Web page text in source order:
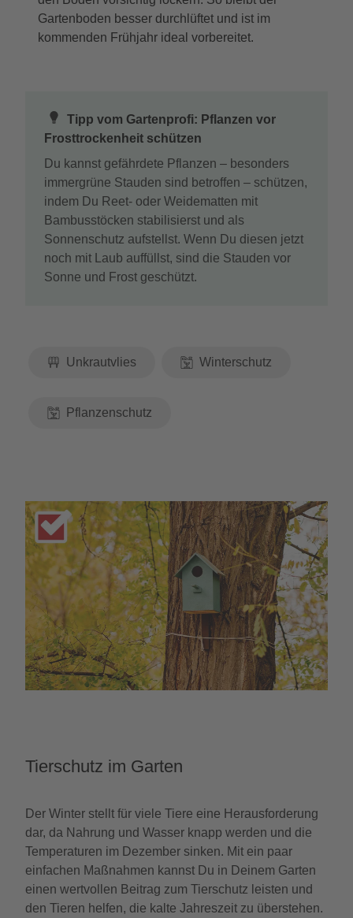
Gartenboden besser durchlüftet und ist im
kommenden Frühjahr ideal vorbereitet.
Tipp vom Gartenprofi: Pflanzen vor
Frosttrockenheit schützen
Du kannst gefährdete Pflanzen – besonders
immergrüne Stauden sind betroffen – schützen,
indem Du Reet- oder Weidematten mit
Bambusstöcken stabilisierst und als
Sonnenschutz aufstellst. Wenn Du diesen jetzt
noch mit Laub auffüllst, sind die Stauden vor
Sonne und Frost geschützt.
Unkrautvlies Winterschutz
Pflanzenschutz
Tierschutz im Garten
Der Winter stellt für viele Tiere eine Herausforderung
dar, da Nahrung und Wasser knapp werden und die
Temperaturen im Dezember sinken. Mit ein paar
einfachen Maßnahmen kannst Du in Deinem Garten
einen wertvollen Beitrag zum Tierschutz leisten und
den Tieren helfen, die kalte Jahreszeit zu überstehen.